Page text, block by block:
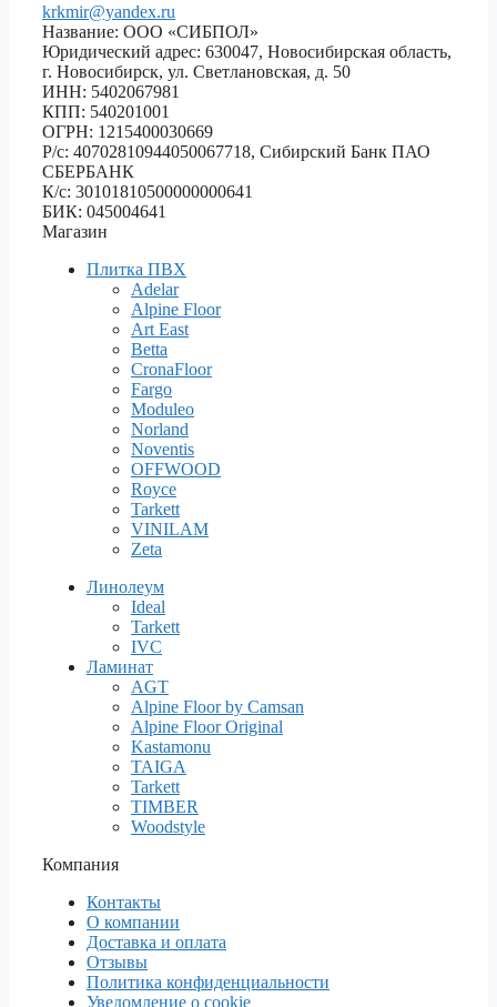
krkmir@yandex.ru
Название: ООО «СИБПОЛ»
Юридический адрес: 630047, Новосибирская область,
г. Новосибирск, ул. Светлановская, д. 50
ИНН: 5402067981
КПП: 540201001
ОГРН: 1215400030669
Р/с: 40702810944050067718, Сибирский Банк ПАО
СБЕРБАНК
К/с: 30101810500000000641
БИК: 045004641
Магазин
Плитка ПВХ
Adelar
Alpine Floor
Art East
Betta
CronaFloor
Fargo
Moduleo
Norland
Noventis
OFFWOOD
Royce
Tarkett
VINILAM
Zeta
Линолеум
Ideal
Tarkett
IVC
Ламинат
AGT
Alpine Floor by Camsan
Alpine Floor Original
Kastamonu
TAIGA
Tarkett
TIMBER
Woodstyle
Компания
Контакты
О компании
Доставка и оплата
Отзывы
Политика конфиденциальности
Уведомление о cookie